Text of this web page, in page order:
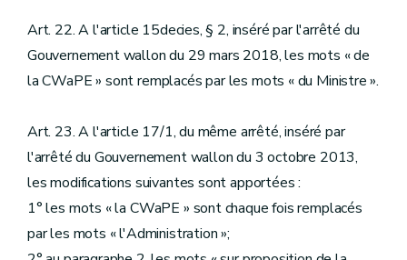
Art. 22. A l'article 15decies, § 2, inséré par l'arrêté du
Gouvernement wallon du 29 mars 2018, les mots « de
la CWaPE » sont remplacés par les mots « du Ministre ».
Art. 23. A l'article 17/1, du même arrêté, inséré par
l'arrêté du Gouvernement wallon du 3 octobre 2013,
les modifications suivantes sont apportées :
1° les mots « la CWaPE » sont chaque fois remplacés
par les mots « l'Administration »;